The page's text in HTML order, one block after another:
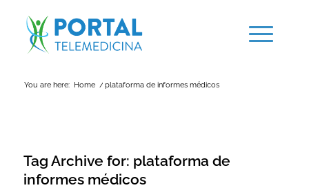
You are here: Home / plataforma de informes médicos
Tag Archive for: plataforma de
informes médicos